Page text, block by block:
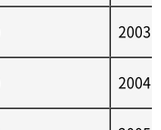
2003
2004